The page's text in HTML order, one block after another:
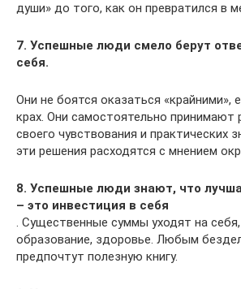
души» до того, как он превратился в
7. Успешные люди смело берут
себя.
Они не боятся оказаться «крайними»,
крах. Они самостоятельно принимают
своего чувствования и практических
эти решения расходятся с мнением
8. Успешные люди знают, что
– это инвестиция в себя
. Существенные суммы уходят на себя,
образование, здоровье. Любым
предпочтут полезную книгу.